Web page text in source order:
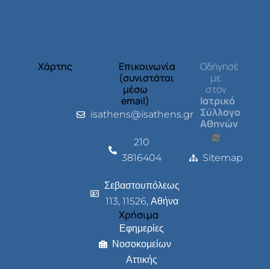
Χάρτης
Επικοινωνία
(συνιστάται
μέσω
email)
isathens@isathens.gr
210
3816404
Σεβαστουπόλεως
113, 11526, Αθήνα
Χρήσιμα
Εφημερίες
Νοσοκομείων
Αττικής
Οδήγησέ
με
στον
Ιατρικό
Σύλλογο
Αθηνών
Sitemap